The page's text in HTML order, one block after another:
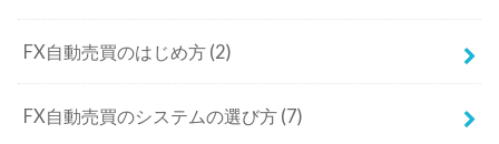
FX自動売買のはじめ方 (2)
FX自動売買のシステムの選び方 (7)